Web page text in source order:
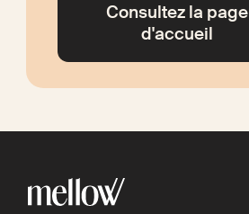
Consultez la page
d'accueil